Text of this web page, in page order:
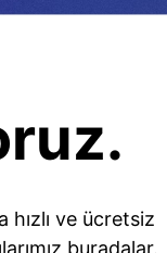
hızlı ve ücretsiz
buradalar.